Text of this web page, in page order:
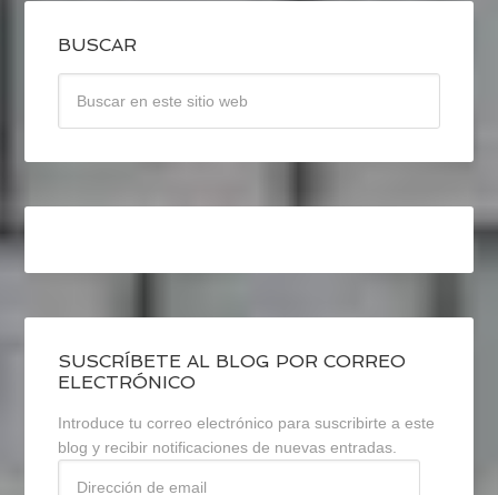
BUSCAR
SUSCRÍBETE AL BLOG POR CORREO
ELECTRÓNICO
Introduce tu correo electrónico para suscribirte a este
blog y recibir notificaciones de nuevas entradas.